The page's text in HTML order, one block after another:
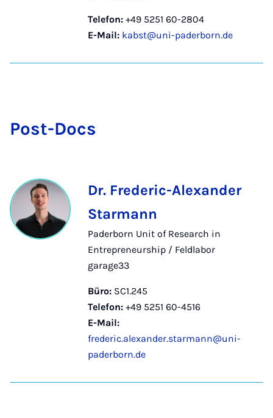
Telefon: +49 5251 60-2804
E-Mail: kabst@uni-paderborn.de
Post-Docs
Dr. Frederic-Alexander
Starmann
Paderborn Unit of Research in
Entrepreneurship / Feldlabor
garage33
Büro: SC1.245
Telefon: +49 5251 60-4516
E-Mail:
frederic.alexander.starmann@uni-
paderborn.de